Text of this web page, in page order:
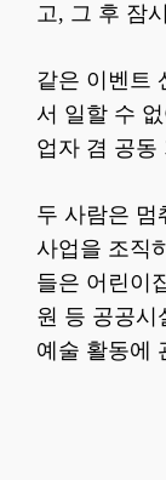
고, 그 후 잠
같은 이벤트
서 일할 수
업자 겸 공동
두 사람은 멈
사업을 조직
들은 어린이
원 등 공공시
예술 활동에